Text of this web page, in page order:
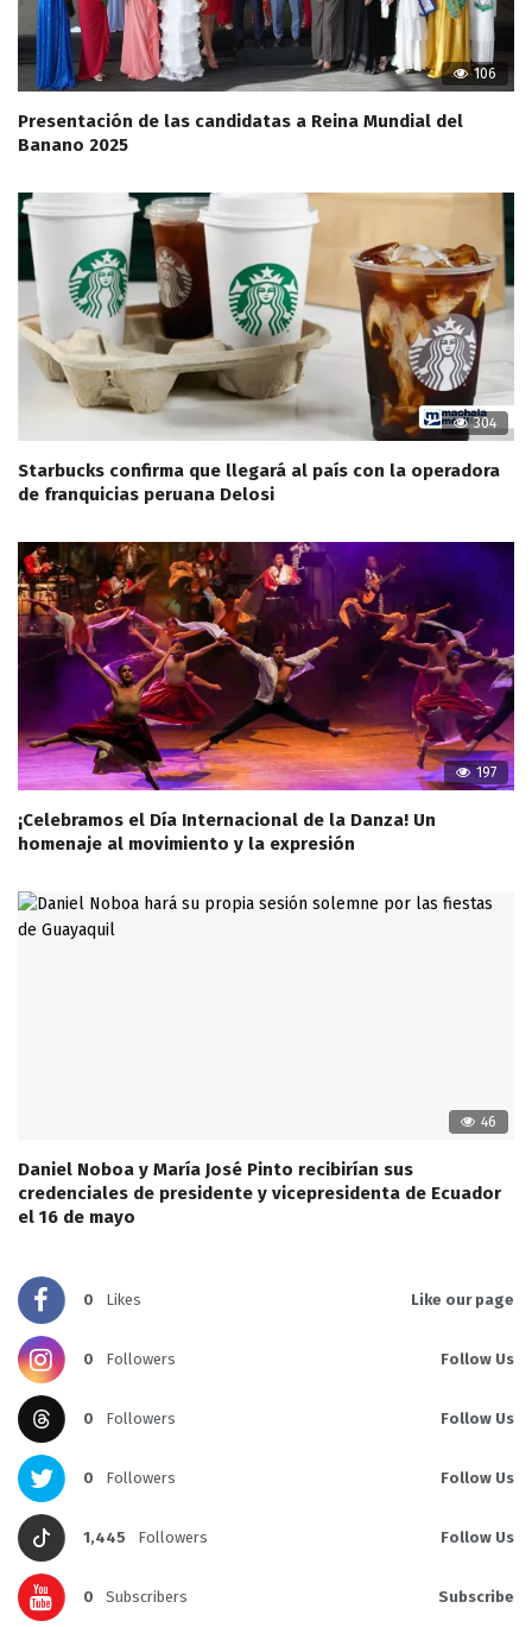
106
Presentación de las candidatas a Reina Mundial del
Banano 2025
304
Starbucks confirma que llegará al país con la operadora
de franquicias peruana Delosi
197
¡Celebramos el Día Internacional de la Danza! Un
homenaje al movimiento y la expresión
46
Daniel Noboa y María José Pinto recibirían sus
credenciales de presidente y vicepresidenta de Ecuador
el 16 de mayo
0 Likes Like our page
0 Followers Follow Us
0 Followers Follow Us
0 Followers Follow Us
1,445 Followers Follow Us
0 Subscribers Subscribe